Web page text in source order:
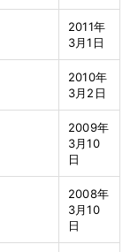
2011年
3月1日
2010年
3月2日
2009年
3月10
日
2008年
3月10
日